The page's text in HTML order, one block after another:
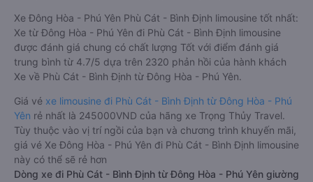
Xe Đông Hòa - Phú Yên Phù Cát - Bình Định limousine tốt nhất:
Xe từ Đông Hòa - Phú Yên đi Phù Cát - Bình Định limousine
được đánh giá chung có chất lượng Tốt với điểm đánh giá
trung bình từ 4.7/5 dựa trên 2320 phản hồi của hành khách
Xe về Phù Cát - Bình Định từ Đông Hòa - Phú Yên.
Giá vé xe limousine đi Phù Cát - Bình Định từ Đông Hòa - Phú
Yên rẻ nhất là 245000VND của hãng xe Trọng Thủy Travel.
Tùy thuộc vào vị trí ngồi của bạn và chương trình khuyến mãi,
giá vé Xe Đông Hòa - Phú Yên đi Phù Cát - Bình Định limousine
này có thể sẽ rẻ hơn
Dòng xe đi Phù Cát - Bình Định từ Đông Hòa - Phú Yên giường